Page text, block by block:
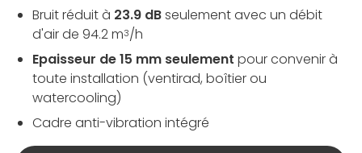
Bruit réduit à 23.9 dBseulement avec un débit
d'air de 94.2 m3/h
Epaisseur de 15 mm seulement pour convenir à
toute installation (ventirad, boîtier ou
watercooling)
Cadre anti-vibration intégré